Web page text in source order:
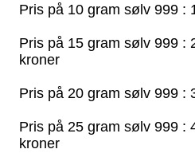
Pris på 10 gram sølv 999 :
Pris på 15 gram sølv 999 :
kroner
Pris på 20 gram sølv 999 :
Pris på 25 gram sølv 999 :
kroner